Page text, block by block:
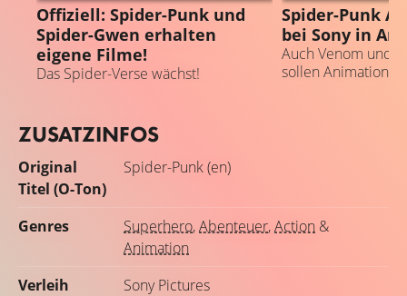
Offiziell: Spider-Punk und
Spider-Gwen erhalten
eigene Filme!
Das Spider-Verse wächst!
Spider-Punk
bei Sony in
Auch Venom und
sollen
ZUSATZINFOS
Original
Titel (O-Ton)
Spider-Punk (en)
Genres Superhero,Abenteuer,Action &
Animation
Verleih
Sony Pictures